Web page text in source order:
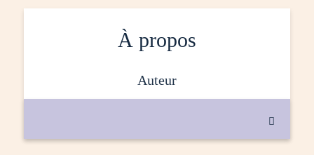
À propos
auteur
